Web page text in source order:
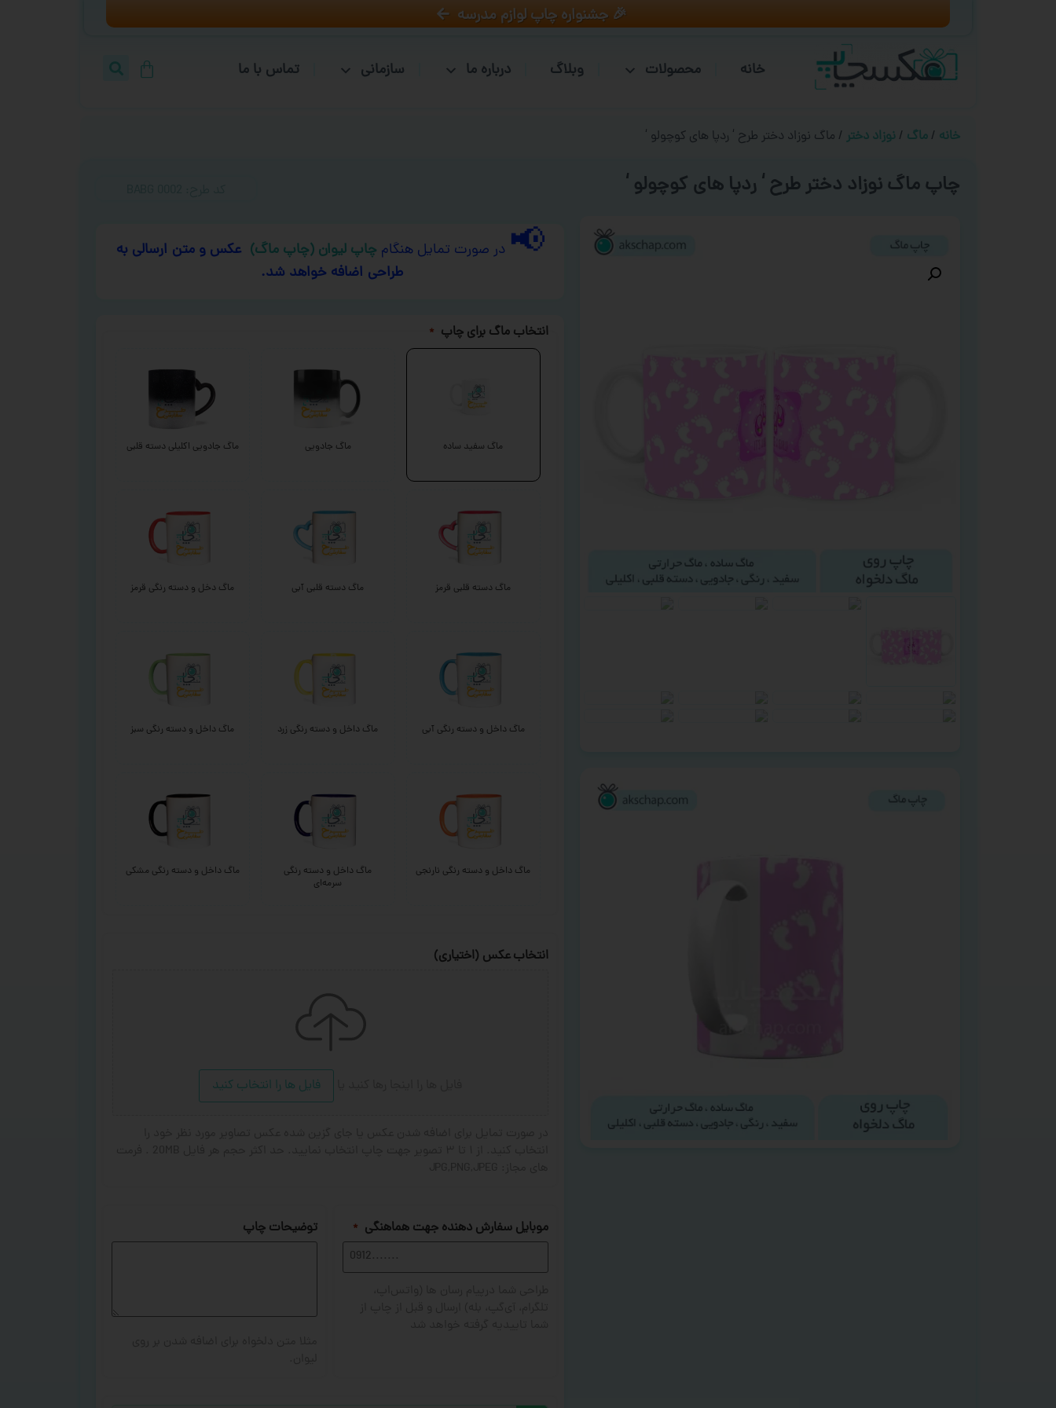
🎉 جشنواره چاپ لوازم مدرسه
خانه محصولات وبلاگ درباره ما سازمانی تماس با ما
خانه / ماگ / نوزاد دختر / ماگ نوزاد دختر طرح ‘ ردپا های کوچولو ‘
چاپ ماگ نوزاد دختر طرح ‘ ردپا های کوچولو ‘
📢 در صورت تمایل هنگام چاپ لیوان (چاپ ماگ) عکس و متن ارسالی به
طراحی اضافه خواهد شد.
انتخاب ماگ برای چاپ *
ماگ سفید ساده ماگ جادویی ماگ جادویی اکلیلی دسته قلبی
ماگ دسته قلبی قرمز ماگ دسته قلبی آبی ماگ دخل و دسته رنگی قرمز
ماگ داخل و دسته رنگی آبی ماگ داخل و دسته رنگی زرد ماگ داخل و دسته رنگی سبز
ماگ داخل و دسته رنگی نارنجی
ماگ داخل و دسته رنگی
سرمه‌ای
ماگ داخل و دسته رنگی مشکی
انتخاب عکس (اختیاری)
فایل ها را انتخاب کنید
موبایل سفارش دهنده جهت هماهنگی * توضیحات چاپ